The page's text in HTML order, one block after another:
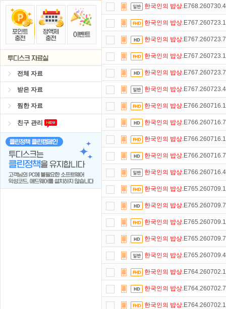
전체 자료
받은 자료
찜한 자료
친구 관리
포인트할인쿠폰 사용방법안내
댓글만 잘써도무료 포인트를 드립
한국인의 밥상
한국인의 밥상
한국인의 밥상
한국인의 밥상
한국인의 밥상
한국인의 밥상
한국인의 밥상
한국인의 밥상
한국인의 밥상
한국인의 밥상
한국인의 밥상
한국인의 밥상
한국인의 밥상
한국인의 밥상
한국인의 밥상
한국인의 밥상
한국인의 밥상
한국인의 밥상
한국인의 밥상